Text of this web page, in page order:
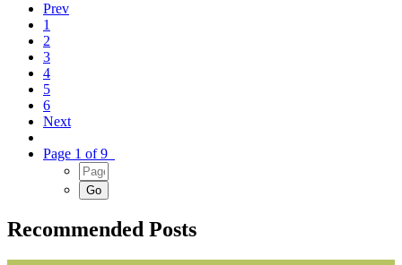
Prev
1
2
3
4
5
6
Next
Page 1 of 9
Recommended Posts